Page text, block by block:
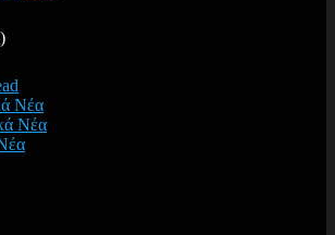
Νέα
Νέα